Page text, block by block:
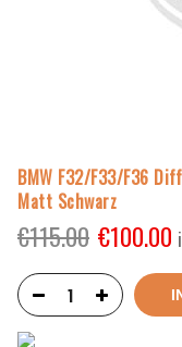
BMW F32/F33/F36
Matt Schwarz
€115.00 €100.00